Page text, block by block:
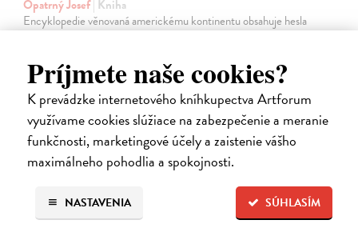
Príjmete naše cookies?
K prevádzke internetového kníhkupectva Artforum
využívame cookies slúžiace na zabezpečenie a meranie
funkčnosti, marketingové účely a zaistenie vášho
maximálneho pohodlia a spokojnosti.
SÚHLASÍM
NASTAVENIA
Opatrný Josef | Kniha
Encyklopedie věnovaná americkému kontinentu obsahuje hesla
např.…
Na sklade ?
26,87 €
27,70 € ?